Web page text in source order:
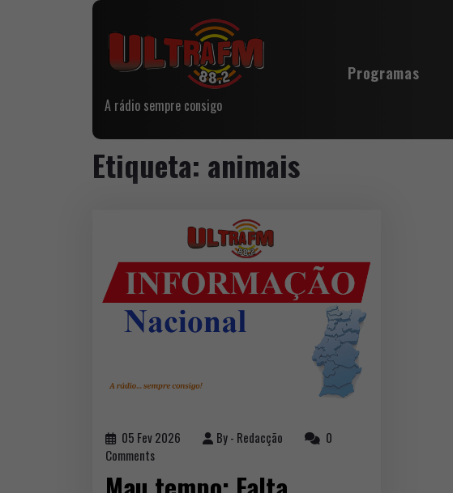
A rádio sempre consigo
Programas
Etiqueta: animais
05 Fev 2026 By - Redacção
0
Comments